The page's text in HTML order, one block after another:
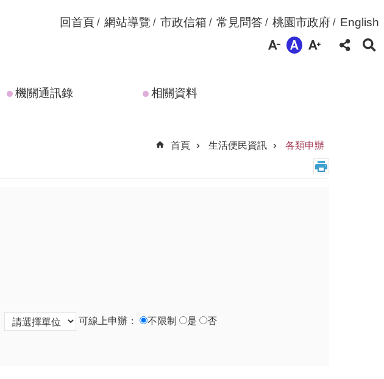
回首頁 網站導覽 市政信箱 常見問答 桃園市政府 English
機關通訊錄 相關資料
首頁
生活便民資訊 各類申辦
可線上申辦： 不限制 是 否